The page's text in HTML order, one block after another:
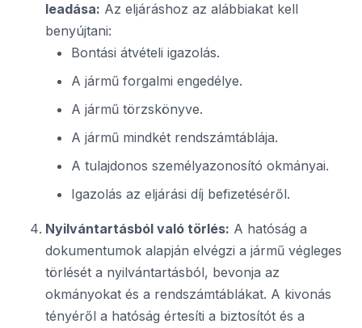
leadása: Az eljáráshoz az alábbiakat kell
benyújtani:
Bontási átvételi igazolás.
A jármű forgalmi engedélye.
A jármű törzskönyve.
A jármű mindkét rendszámtáblája.
A tulajdonos személyazonosító okmányai.
Igazolás az eljárási díj befizetéséről.
Nyilvántartásból való törlés: A hatóság a
dokumentumok alapján elvégzi a jármű végleges
törlését a nyilvántartásból, bevonja az
okmányokat és a rendszámtáblákat. A kivonás
tényéről a hatóság értesíti a biztosítót és a